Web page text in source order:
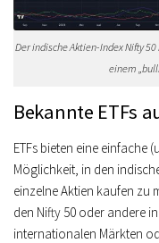
Der indische Aktien-Index Nifty
einem
Bekannte ETFs
ETFs bieten eine einfache
Möglichkeit, in den
einzelne Aktien kaufen zu
den Nifty 50 oder andere
internationalen Märkten